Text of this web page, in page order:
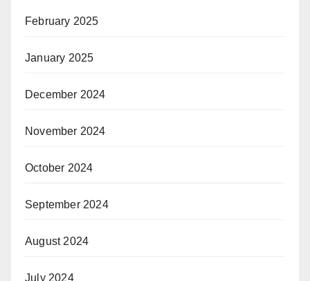
February 2025
January 2025
December 2024
November 2024
October 2024
September 2024
August 2024
July 2024